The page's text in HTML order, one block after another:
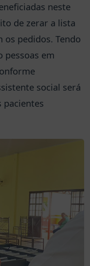
neste
de zerar a lista
os pedidos. Tendo
em
social será